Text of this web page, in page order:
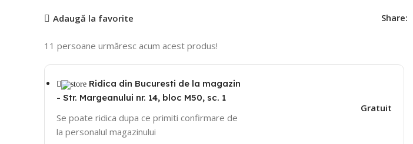
Adaugă la favorite Share:
11 persoane urmăresc acum acest produs!
Ridica din Bucuresti de la magazin
- Str. Margeanului nr. 14, bloc M50, sc. 1
Se poate ridica dupa ce primiti confirmare de
la personalul magazinului
Gratuit